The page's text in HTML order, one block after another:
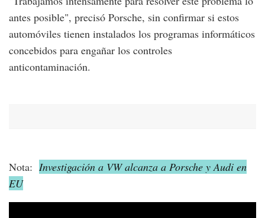
antes posible", precisó Porsche, sin confirmar si estos
automóviles tienen instalados los programas informáticos
concebidos para engañar los controles
anticontaminación.
Nota: Investigación a VW alcanza a Porsche y Audi en
EU